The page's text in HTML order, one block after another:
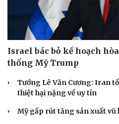
Israel bác bỏ kế hoạch
thống Mỹ Trump
Tướng Lê Văn Cương: Iran
thiệt hại nặng về uy tín
Mỹ gấp rút tăng sản xuất vũ